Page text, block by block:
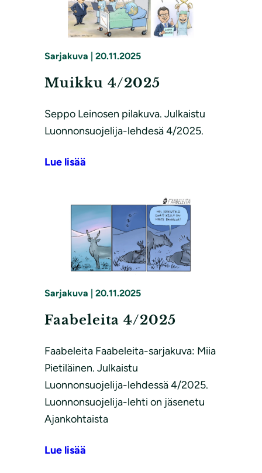
Sarjakuva | 20.11.2025
Muikku 4/2025
Seppo Leinosen pilakuva. Julkaistu
Luonnonsuojelija-lehdesä 4/2025.
Lue lisää
Sarjakuva 20.11.2025
Faabeleita 4/2025
Faabeleita Faabeleita-sarjakuva: Miia
Pietiläinen. Julkaistu
Luonnonsuojelija-lehdessä 4/2025.
Luonnonsuojelija-lehti on jäsenetu
Ajankohtaista
Lue lisää